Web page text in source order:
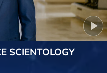
SCIENTOLOGY